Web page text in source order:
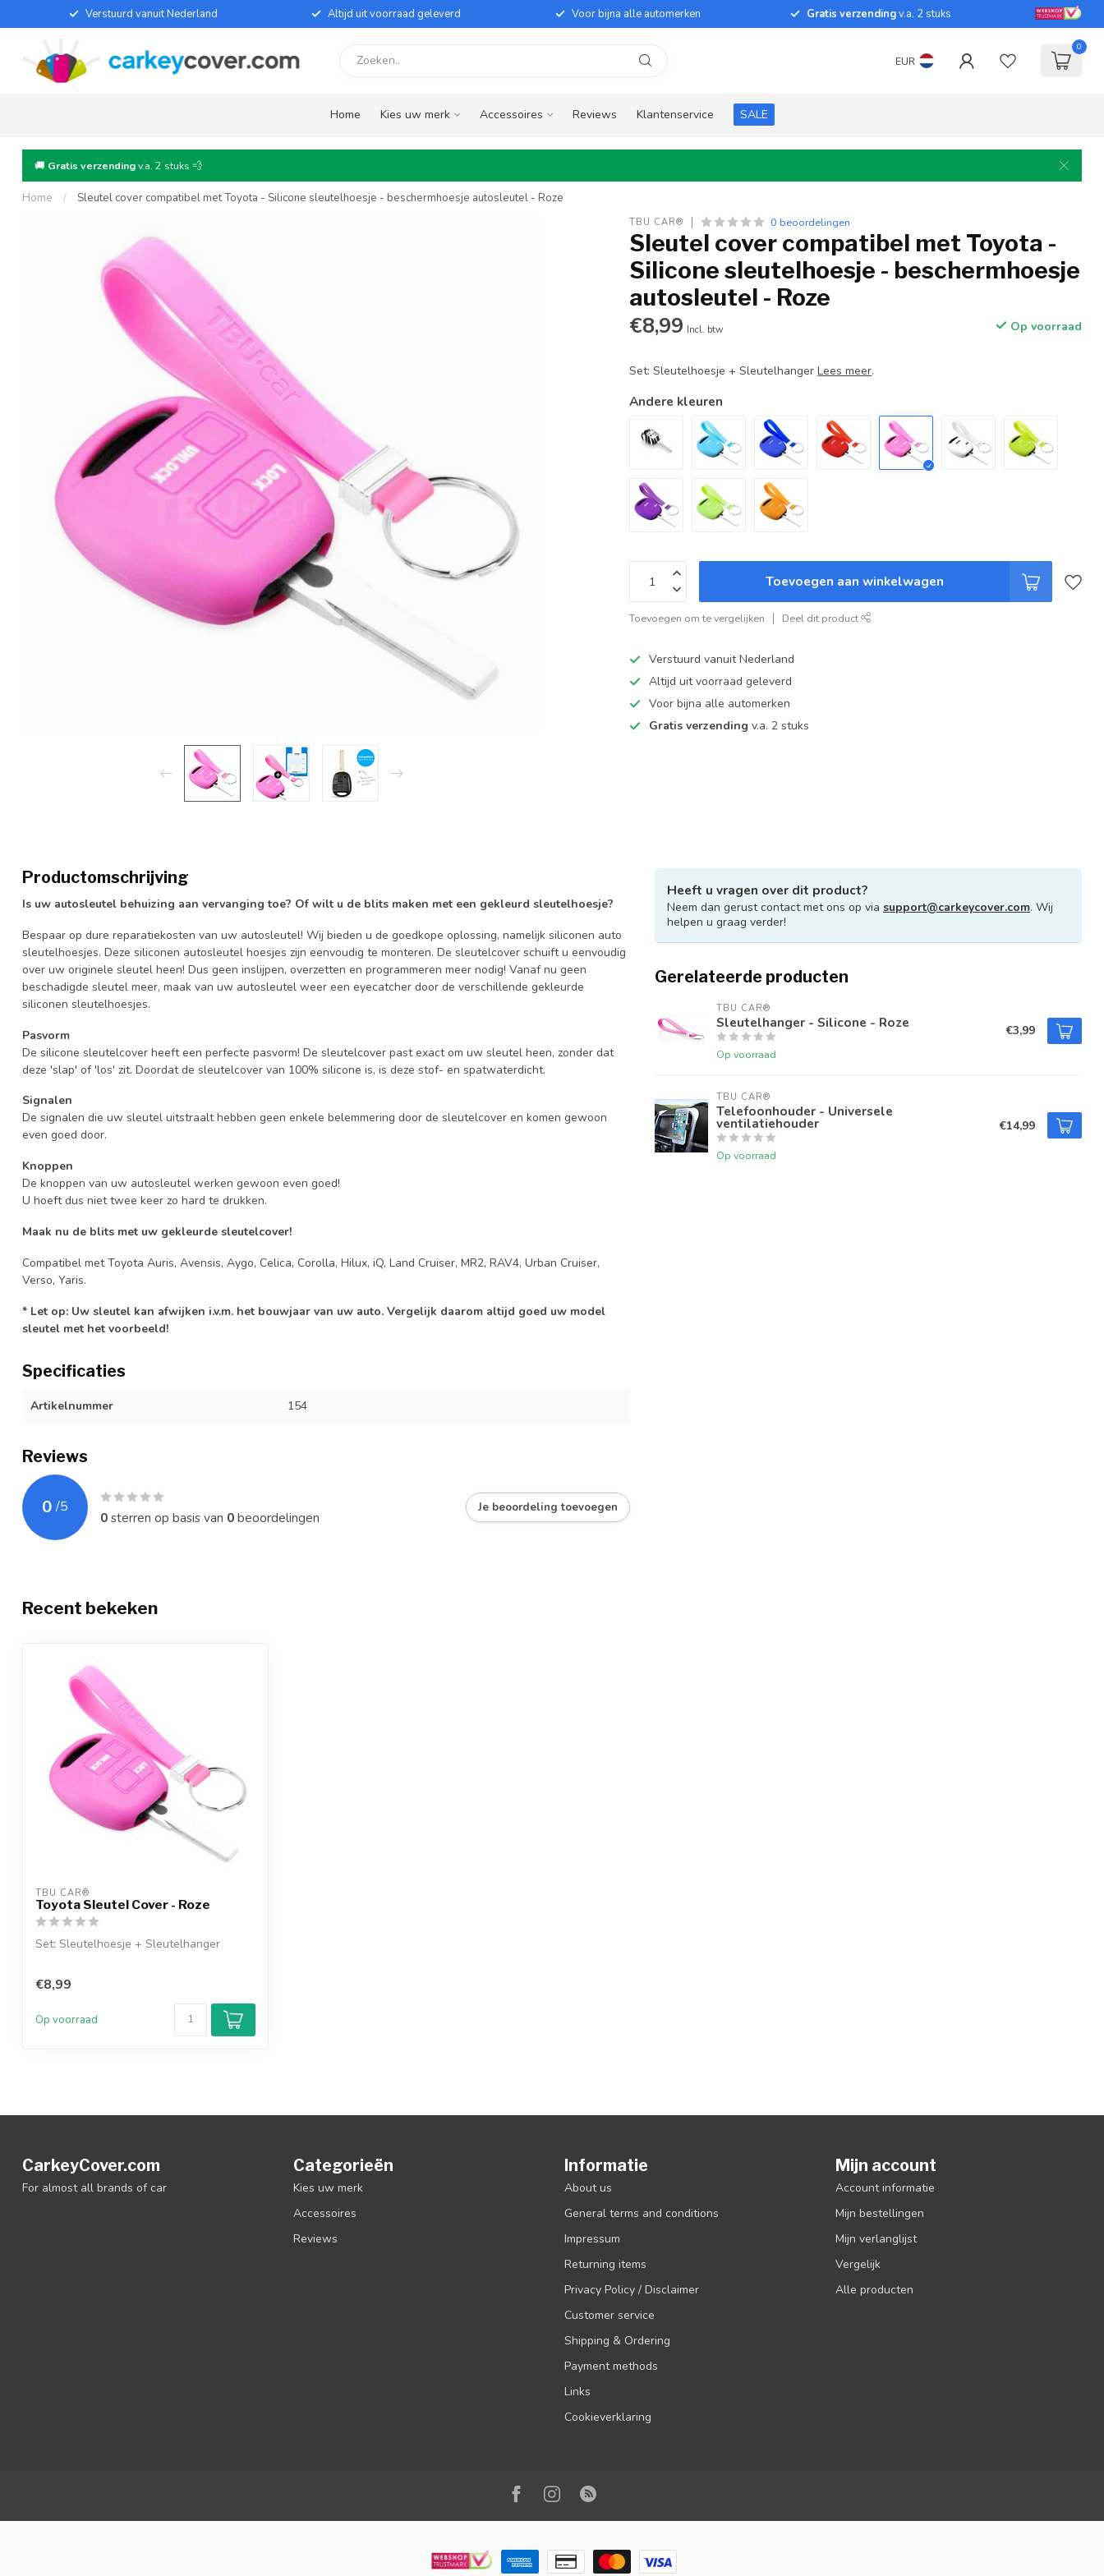
Verstuurd vanuit Nederland Altijd uit voorraad geleverd Voor bijna alle automerken Gratis verzendingv.a. 2 stuks
EUR
0
Home Kies uw merk Accessoires Reviews Klantenservice SALE
🚚 Gratis verzendingv.a. 2 stuks 💨
Home / Sleutel cover compatibel met Toyota - Silicone sleutelhoesje - beschermhoesje autosleutel - Roze
TBU CAR® 0 beoordelingen
Sleutel cover compatibel met Toyota -
Silicone sleutelhoesje - beschermhoesje
autosleutel - Roze
€8,99 Incl. btw Op voorraad
Set: Sleutelhoesje + SleutelhangerLees meer.
Andere kleuren
Toevoegen aan winkelwagen
Toevoegen om te vergelijken Deel dit product
Verstuurd vanuit Nederland
Altijd uit voorraad geleverd
Voor bijna alle automerken
Gratis verzending v.a. 2 stuks
Productomschrijving
Is uw autosleutel behuizing aan vervanging toe? Of wilt u de blits maken met een gekleurd sleutelhoesje?
Bespaar op dure reparatiekosten van uw autosleutel! Wij bieden u de goedkope oplossing, namelijk siliconen auto
sleutelhoesjes. Deze siliconen autosleutel hoesjes zijn eenvoudig te monteren. De sleutelcover schuift u eenvoudig
over uw originele sleutel heen! Dus geen inslijpen, overzetten en programmeren meer nodig! Vanaf nu geen
beschadigde sleutel meer, maak van uw autosleutel weer een eyecatcher door de verschillende gekleurde
siliconen sleutelhoesjes.
Pasvorm
De silicone sleutelcover heeft een perfecte pasvorm! De sleutelcover past exact om uw sleutel heen, zonder dat
deze 'slap' of 'los' zit. Doordat de sleutelcover van 100% silicone is, is deze stof- en spatwaterdicht.
Signalen
De signalen die uw sleutel uitstraalt hebben geen enkele belemmering door de sleutelcover en komen gewoon
even goed door.
Knoppen
De knoppen van uw autosleutel werken gewoon even goed!
U hoeft dus niet twee keer zo hard te drukken.
Maak nu de blits met uw gekleurde sleutelcover!
Compatibel met Toyota Auris, Avensis, Aygo, Celica, Corolla, Hilux, iQ, Land Cruiser, MR2, RAV4, Urban Cruiser,
Verso, Yaris.
* Let op: Uw sleutel kan afwijken i.v.m. het bouwjaar van uw auto. Vergelijk daarom altijd goed uw model
sleutel met het voorbeeld!
Specificaties
Artikelnummer 154
Reviews
0 /5
0sterren op basis van 0beoordelingen
Je beoordeling toevoegen
Heeft u vragen over dit product?
Neem dan gerust contact met ons op via support@carkeycover.com. Wij
helpen u graag verder!
Gerelateerde producten
TBU CAR®
Sleutelhanger - Silicone - Roze
Op voorraad
€3,99
TBU CAR®
Telefoonhouder - Universele
ventilatiehouder
Op voorraad
€14,99
Recent bekeken
TBU CAR®
Toyota Sleutel Cover - Roze
Set: Sleutelhoesje + Sleutelhanger
€8,99
Op voorraad
CarkeyCover.com
For almost all brands of car
Categorieën
Kies uw merk
Accessoires
Reviews
Informatie
About us
General terms and conditions
Impressum
Returning items
Privacy Policy / Disclaimer
Customer service
Shipping & Ordering
Payment methods
Links
Cookieverklaring
Mijn account
Account informatie
Mijn bestellingen
Mijn verlanglijst
Vergelijk
Alle producten